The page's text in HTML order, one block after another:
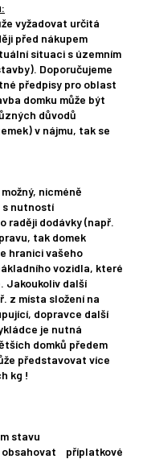
vyžadovat určitá
před nákupem
situaci s územním
Doporučujeme
předpisy pro oblast
domku může být
důvodů
v nájmu, tak se
nicméně
s nutností
raději dodávky (např.
tak domek
hranici vašeho
vozidla, které
Jakoukoliv další
z místa složení na
dopravce další
je nutná
domků předem
představovat více
kg !
stavu
příplatkové